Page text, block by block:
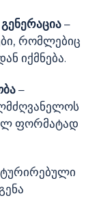
–
რომლებიც
იქმნება.
–
ფორმატად